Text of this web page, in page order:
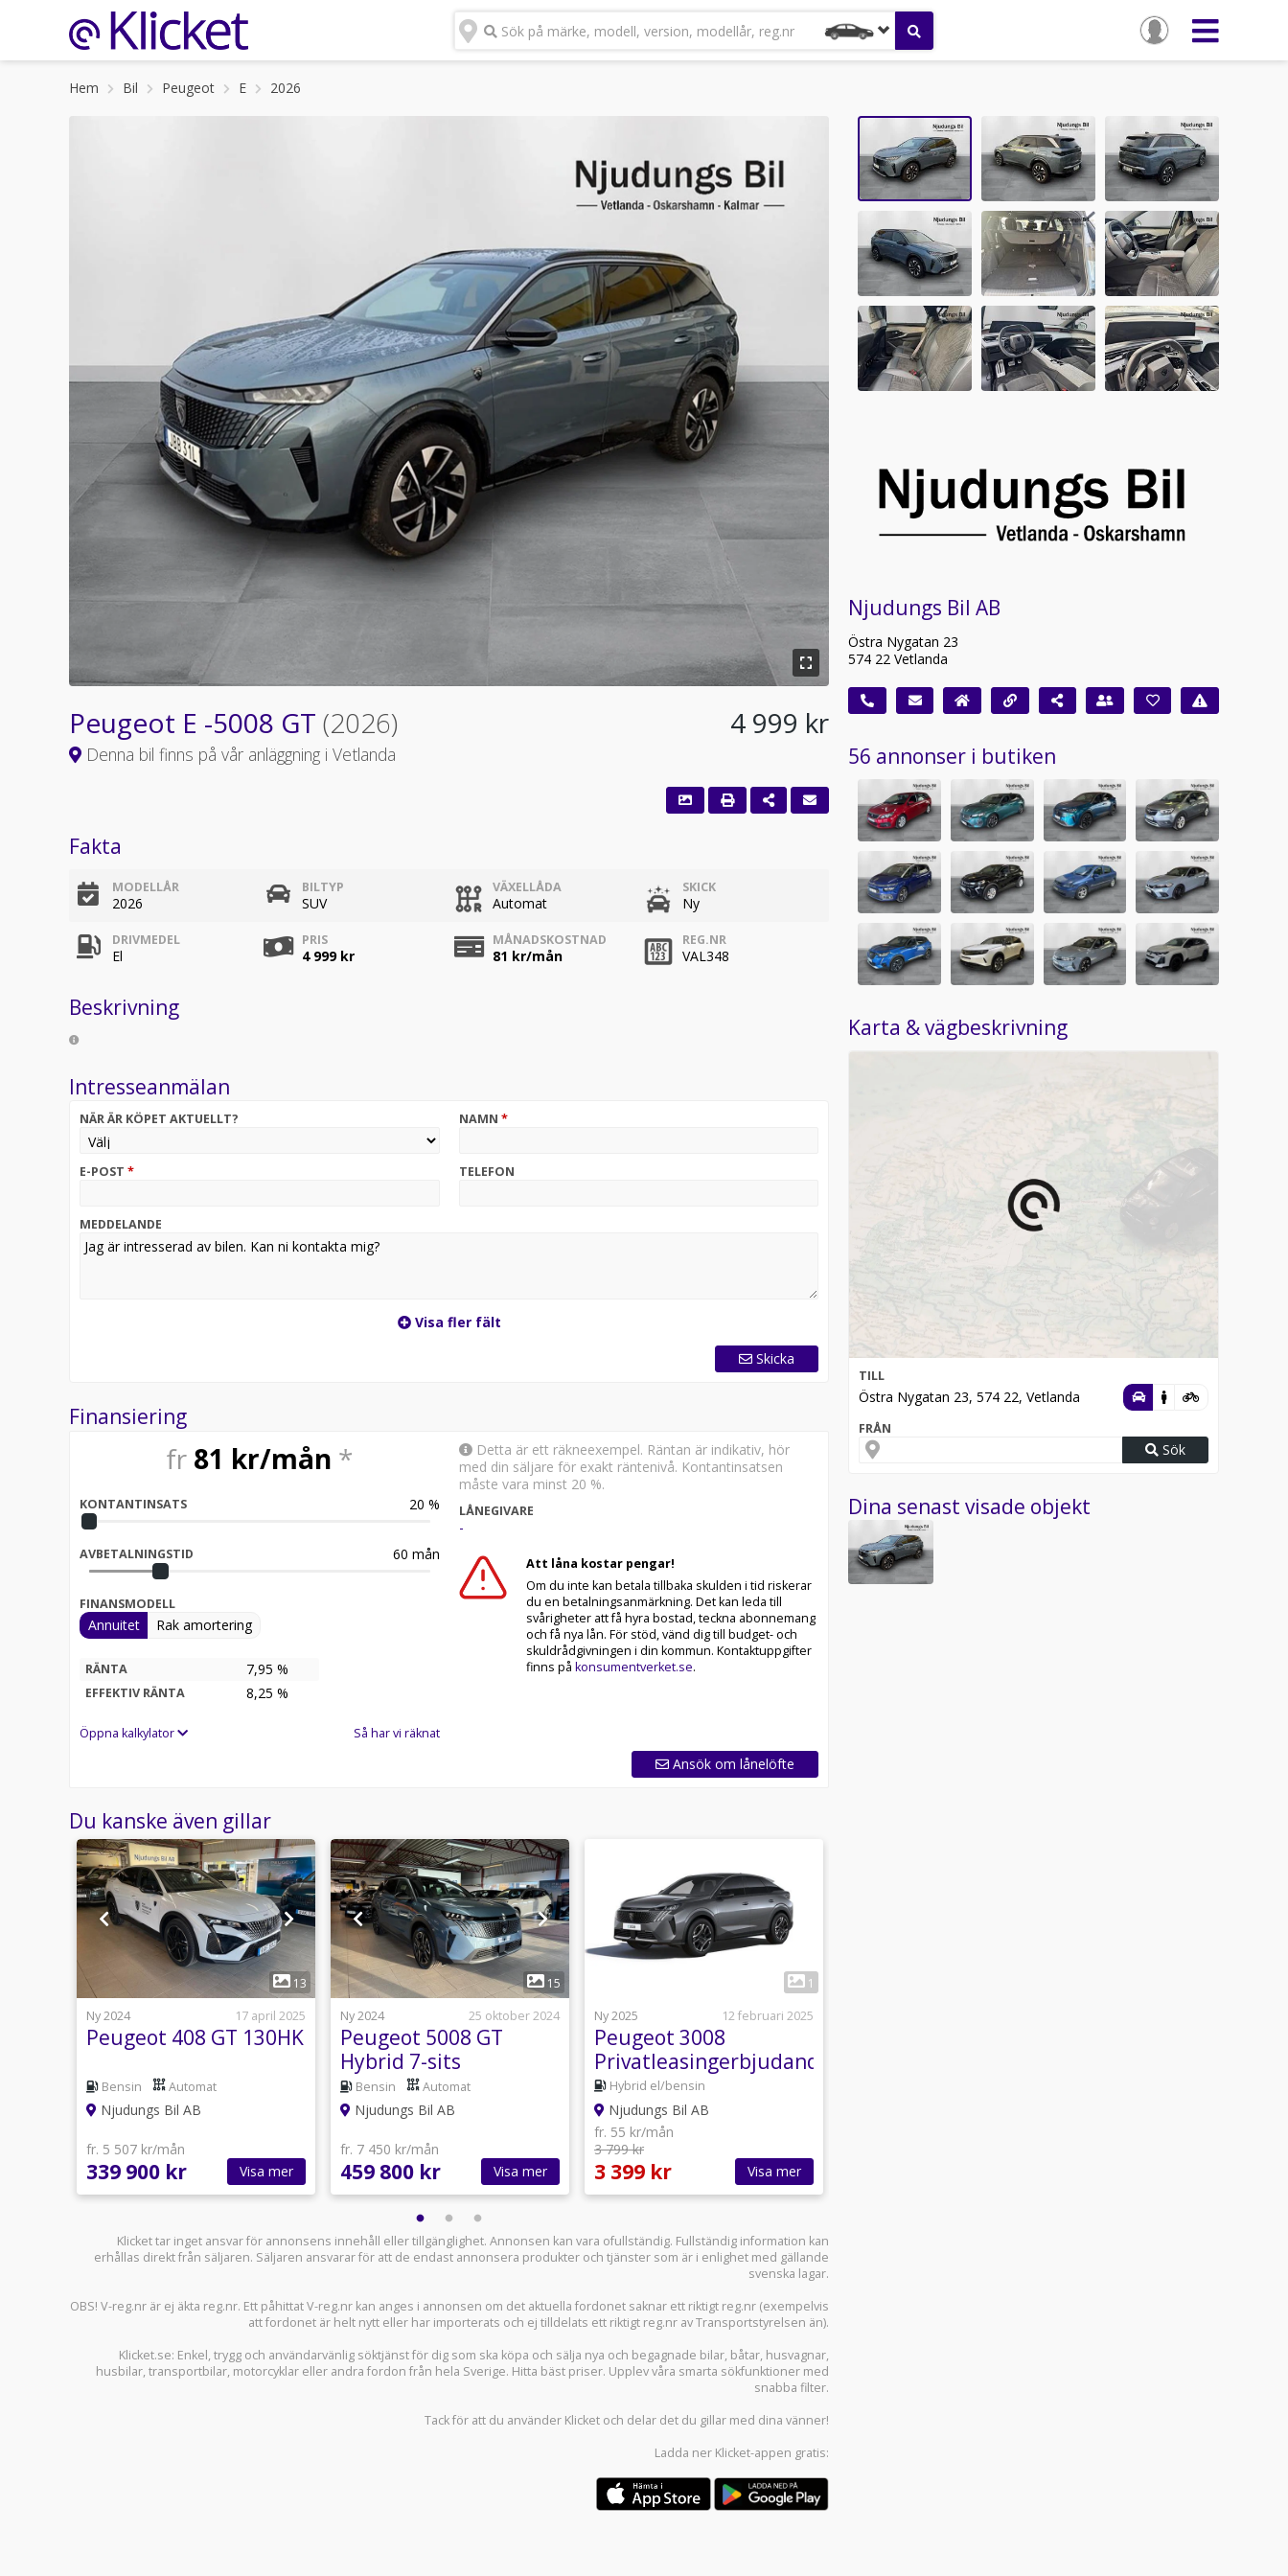
Sök på märke, modell, version, modellår, reg.nr
Hem Bil Peugeot E 2026
Peugeot E -5008 GT (2026)
Denna bil finns på vår anläggning i Vetlanda
4 999 kr
Fakta
MODELLÅR
2026
BILTYP
SUV
VÄXELLÅDA
Automat
SKICK
Ny
DRIVMEDEL
El
PRIS
4 999 kr
MÅNADSKOSTNAD
81 kr/mån
REG.NR
VAL348
Beskrivning
Intresseanmälan
NÄR ÄR KÖPET AKTUELLT? NAMN *
E-POST * TELEFON
MEDDELANDE
Visa fler fält
Skicka
Finansiering
fr 81 kr/mån *
KONTANTINSATS 20 %
AVBETALNINGSTID 60 mån
FINANSMODELL
Annuitet Rak amortering
RÄNTA 7,95 %
EFFEKTIV RÄNTA 8,25 %
Öppna kalkylator Så har vi räknat
Detta är ett räkneexempel. Räntan är indikativ, hör
med din säljare för exakt räntenivå. Kontantinsatsen
måste vara minst 20 %.
LÅNEGIVARE
-
Att låna kostar pengar!
Om du inte kan betala tillbaka skulden i tid riskerar
du en betalningsanmärkning. Det kan leda till
svårigheter att få hyra bostad, teckna abonnemang
och få nya lån. För stöd, vänd dig till budget- och
skuldrådgivningen i din kommun. Kontaktuppgifter
finns på konsumentverket.se.
Ansök om lånelöfte
Du kanske även gillar
1
13
Ny 2024
17 april 2025
Peugeot 408 GT 130HK
Bensin Automat
Njudungs Bil AB
fr. 5 507 kr/mån
339 900 kr Visa mer
1
15
Ny 2024
25 oktober 2024
Peugeot 5008 GT
Hybrid 7-sits
Bensin Automat
Njudungs Bil AB
fr. 7 450 kr/mån
459 800 kr Visa mer
1
Ny 2025
12 februari 2025
Peugeot 3008
Privatleasingerbjudande
Hybrid el/bensin
Njudungs Bil AB
fr. 55 kr/mån
3 799 kr
3 399 kr Visa mer
Klicket tar inget ansvar för annonsens innehåll eller tillgänglighet. Annonsen kan vara ofullständig. Fullständig information kan
erhållas direkt från säljaren. Säljaren ansvarar för att de endast annonsera produkter och tjänster som är i enlighet med gällande
svenska lagar.
OBS! V-reg.nr är ej äkta reg.nr. Ett påhittat V-reg.nr kan anges i annonsen om det aktuella fordonet saknar ett riktigt reg.nr (exempelvis
att fordonet är helt nytt eller har importerats och ej tilldelats ett riktigt reg.nr av Transportstyrelsen än).
Klicket.se: Enkel, trygg och användarvänlig söktjänst för dig som ska köpa och sälja nya och begagnade bilar, båtar, husvagnar,
husbilar,transportbilar, motorcyklar eller andra fordon från hela Sverige. Hitta bäst priser. Upplev våra smarta sökfunktioner med
snabba filter.
Tack för att du använder Klicket och delar det du gillar med dina vänner!
Ladda ner Klicket-appen gratis:
Njudungs Bil AB
Östra Nygatan 23
574 22 Vetlanda
56 annonser i butiken
Karta & vägbeskrivning
TILL
Östra Nygatan 23, 574 22, Vetlanda
FRÅN
Sök
Dina senast visade objekt